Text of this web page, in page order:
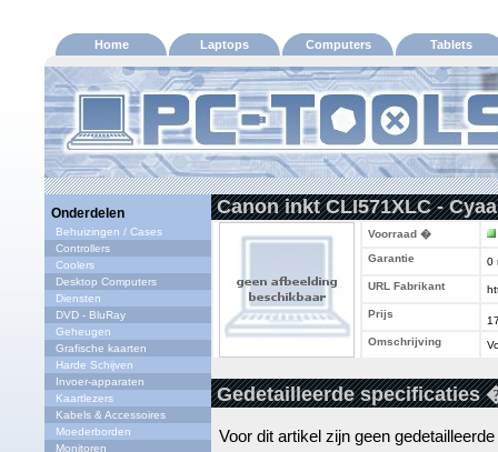
Home Laptops Computers Tablets
Onderdelen
Behuizingen / Cases
Controllers
Coolers
Desktop Computers
Diensten
DVD - BluRay
Geheugen
Grafische kaarten
Harde Schijven
Invoer-apparaten
Kaartlezers
Kabels & Accessoires
Moederborden
Monitoren
Canon inkt CLI571XLC -
Voorraad �
Garantie
0
URL Fabrikant
Prijs
Omschrijving
Gedetailleerde specificaties
Voor dit artikel zijn geen